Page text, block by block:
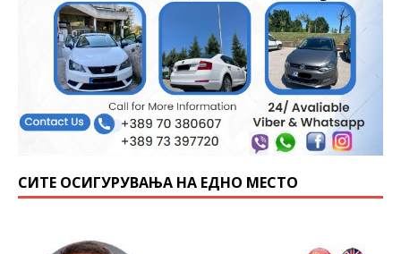
СИТЕ ОСИГУРУВАЊА НА ЕДНО МЕСТО